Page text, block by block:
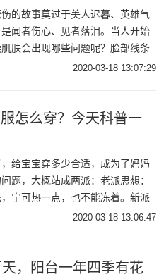
的故事莫过于美人迟暮、英雄气
闻者伤心、见者落泪。当人开始
肤会出现哪些问题呢？脸部线条
有上扬的活力感；颧骨肌肉下垂，
2020-03-18 13:07:29
怎么穿？今天科普一
给宝宝穿多少合适，成为了妈妈
题，大概站成两派：老派思想：
宁可热一点，也不能冻着。新派
宝宝少穿点，很多时候感冒都是悟
2020-03-18 13:06:47
，阳台一年四季有花